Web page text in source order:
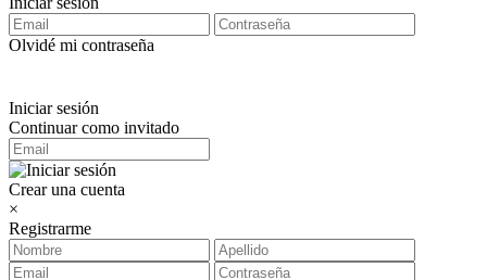
Olvidé mi contraseña
Iniciar sesión
Continuar como invitado
Crear una cuenta
×
Registrarme